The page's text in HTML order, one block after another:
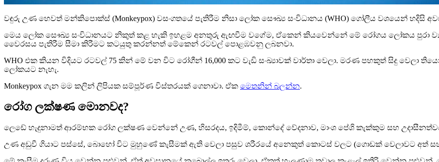
වඳුරු උණ හෙවත් මන්කිපොක්ස් (Monkeypox) වසංගතයේ පැතිරීම නිසා ලෝක සෞඛ්‍ය සංවිධානය (WHO) ගෝලීය වශයෙන් හදිසි
මෙය ලෝක සෞඛ්‍ය සංවිධානයට නිකුත් කළ හැකි ඉහළම අනතුරු ඇඟවීම වගේම, ඒකෙන් කියවෙන්නේ මේ රෝගය ලෝකය පුරා
වෛරසය පැතිරීම සීමා කිරීමට කටයුතු කරන්නත් මේකෙන් රටවල් පොළඹවනු ලබනවා.
WHO එක කියන විදියට රටවල් 75 කින් මේ වන විට රෝගීන් 16,000 කට වැඩි සංඛ්‍යාවක් වාර්තා වෙලා. මරණ පහකුත් සිදු වෙලා
ලෝකයට නැහැ.
Monkeypox ගැන මම කලින් ලිපියක සම්පූර්ණ විස්තරයක් ගෙනාවා. ඒක මෙතනින් බලන්න.
රෝග ලක්ෂණ මොනවද?
ලෙඩේ හැදුනාමත් ආරම්භක රෝග ලක්ෂණ වෙන්නේ උණ, හිසරදය, ඉදිමීම්, කොන්දේ වේදනාව, මාංශ පේශි කැක්කුම සහ
උණ අඩුවී ගියාට පස්සේ, බොහෝ විට මුහුණේ කැසීමක් ඇති වෙලා පසුව ශරීරයේ අනෙකුත් කොටස් වලට (ගොඩක් වෙලාවට අත් සහ